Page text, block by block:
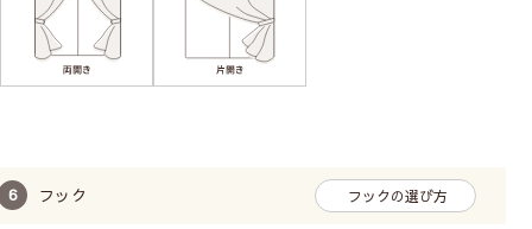
フック フックの選び方